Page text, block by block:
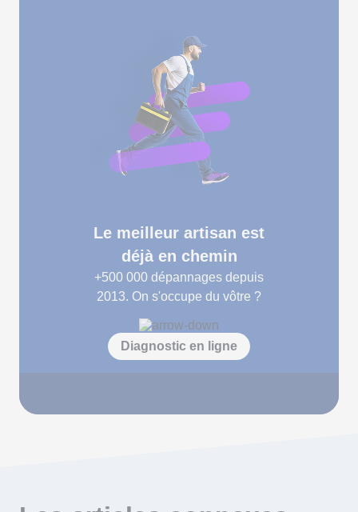
Le meilleur artisan est
déjà en chemin
+500 000 dépannages depuis
2013. On s'occupe du vôtre ?
Diagnostic en ligne